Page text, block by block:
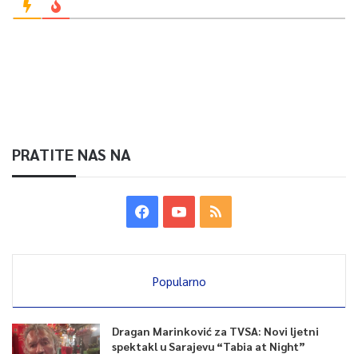
PRATITE NAS NA
Popularno
Dragan Marinković za TVSA: Novi ljetni
spektakl u Sarajevu “Tabia at Night”